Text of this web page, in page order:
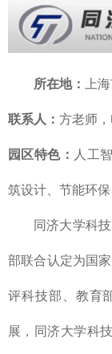
所在地： 上
联系人： 方老师
园区特色： 人工
筑设计、节能环
同济大学科
部联合认定为国
评科技部、教育
展，同济大学科